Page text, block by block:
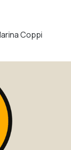
Coppi